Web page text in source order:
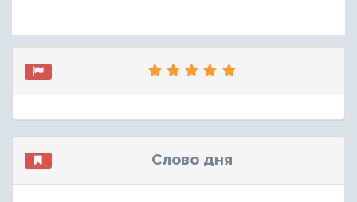
Слово дня